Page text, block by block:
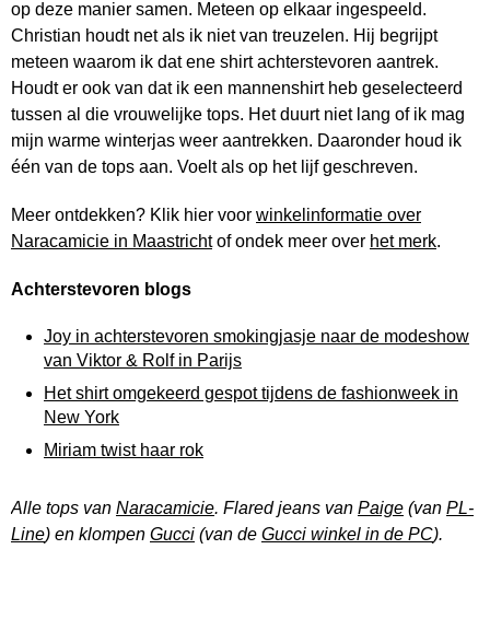
op deze manier samen. Meteen op elkaar ingespeeld.
Christian houdt net als ik niet van treuzelen. Hij begrijpt
meteen waarom ik dat ene shirt achterstevoren aantrek.
Houdt er ook van dat ik een mannenshirt heb geselecteerd
tussen al die vrouwelijke tops. Het duurt niet lang of ik mag
mijn warme winterjas weer aantrekken. Daaronder houd ik
één van de tops aan. Voelt als op het lijf geschreven.
Meer ontdekken? Klik hier voor winkelinformatie over
Naracamicie in Maastrichtof ondek meer over het merk.
Achterstevoren blogs
Joy in achterstevoren smokingjasje naar de modeshow
van Viktor & Rolf in Parijs
Het shirt omgekeerd gespot tijdens de fashionweek in
New York
Miriam twist haar rok
Alle tops van Naracamicie. Flared jeans van Paige (van PL-
Line) en klompen Gucci (van de Gucci winkel in de PC).